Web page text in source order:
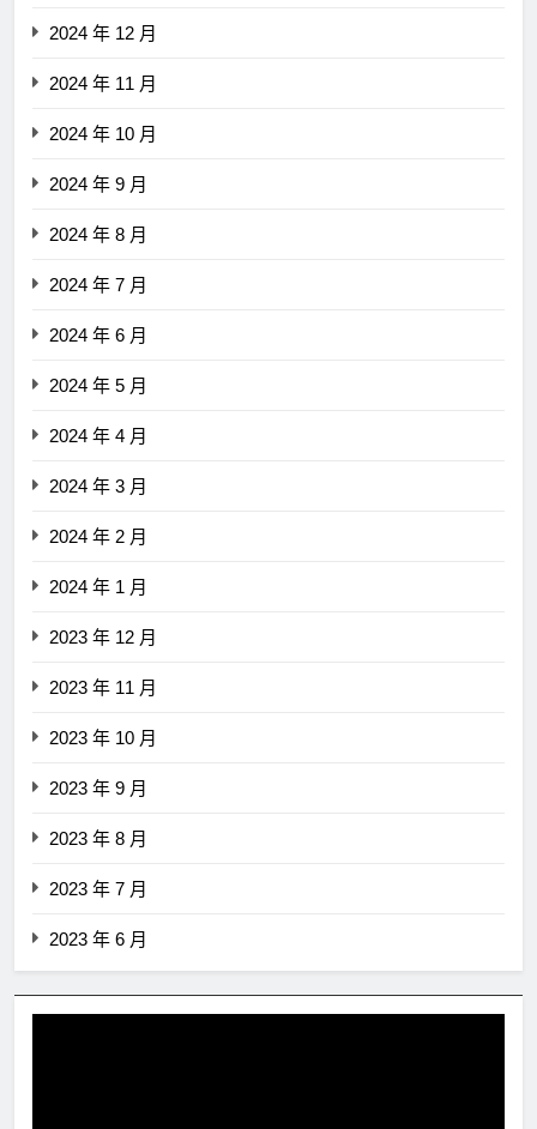
2024 年 12 月
2024 年 11 月
2024 年 10 月
2024 年 9 月
2024 年 8 月
2024 年 7 月
2024 年 6 月
2024 年 5 月
2024 年 4 月
2024 年 3 月
2024 年 2 月
2024 年 1 月
2023 年 12 月
2023 年 11 月
2023 年 10 月
2023 年 9 月
2023 年 8 月
2023 年 7 月
2023 年 6 月